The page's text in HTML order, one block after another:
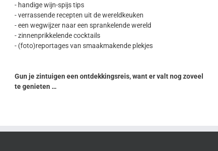
- handige wijn-spijs tips
- verrassende recepten uit de wereldkeuken
- een wegwijzer naar een sprankelende wereld
- zinnenprikkelende cocktails
- (foto)reportages van smaakmakende plekjes
Gun je zintuigen een ontdekkingsreis, want er valt nog zoveel
te genieten …